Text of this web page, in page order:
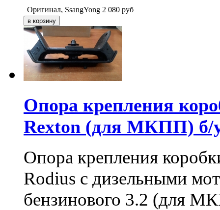
Оригинал, SsangYong 2 080 руб
Опора крепления
Rexton (для МКПП) б/
Опора крепления
Rodius с дизельными
бензинового 3.2 (для